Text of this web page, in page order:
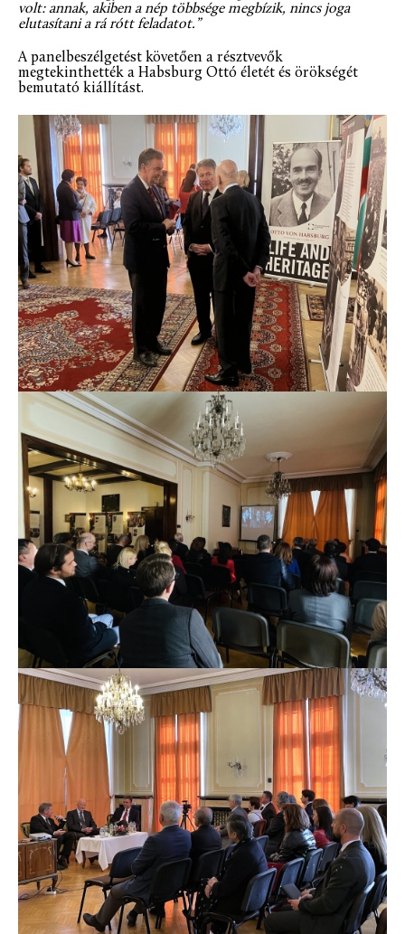
volt: annak, akiben a nép többsége megbízik, nincs joga
elutasítani a rá rótt feladatot.”
A panelbeszélgetést követően a résztvevők
megtekinthették a Habsburg Ottó életét és örökségét
bemutató kiállítást.